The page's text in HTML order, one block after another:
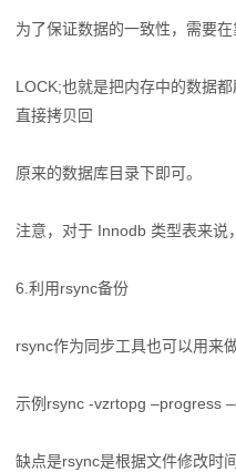
为了保证数据的一致性，需要
LOCK;也就是把内存中的数据
直接拷贝回
原来的数据库目录下即可。
注意，对于 Innodb 类型表来
6.利用rsync备份
rsync作为同步工具也可以用来
示例rsync -vzrtopg –progress
缺点是rsync是根据文件修改时